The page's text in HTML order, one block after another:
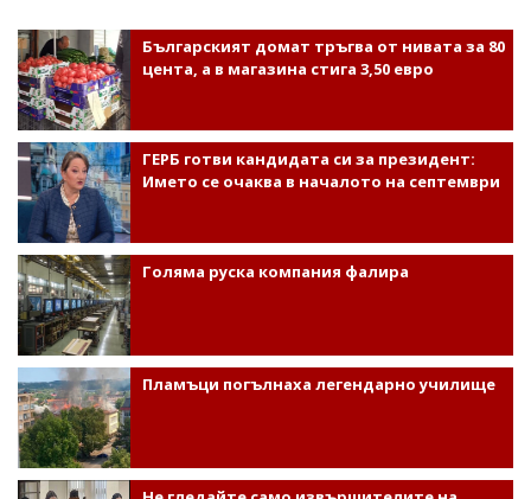
Българският домат тръгва от нивата за 80
цента, а в магазина стига 3,50 евро
ГЕРБ готви кандидата си за президент:
Името се очаква в началото на септември
Голяма руска компания фалира
Пламъци погълнаха легендарно училище